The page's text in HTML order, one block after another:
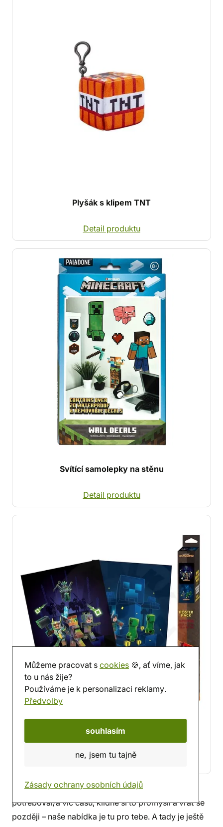
Plyšák s klipem TNT
Detail produktu
Svítící samolepky na stěnu
Detail produktu
Sada plakátů Dungeons
Detail produktu
Doufám, že jsem ti pomohl s výběrem. Kdybys
potřeboval/a víc času, klidně si to promysli a vrať se
později – naše nabídka je tu pro tebe. A tady je ještě
Můžeme pracovat s cookies 🍪, ať víme, jak
to u nás žije?
Používáme je k personalizaci reklamy.
Předvolby
souhlasím
ne, jsem tu tajně
Zásady ochrany osobních údajů